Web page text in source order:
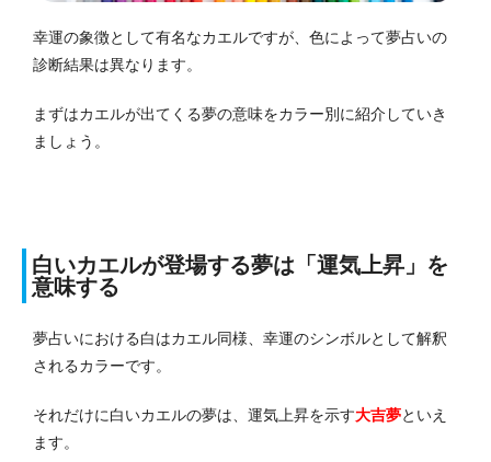
幸運の象徴として有名なカエルですが、色によって夢占いの
診断結果は異なります。
まずはカエルが出てくる夢の意味をカラー別に紹介していき
ましょう。
白いカエルが登場する夢は「運気上昇」を
意味する
夢占いにおける白はカエル同様、幸運のシンボルとして解釈
されるカラーです。
それだけに白いカエルの夢は、運気上昇を示す大吉夢といえ
ます。